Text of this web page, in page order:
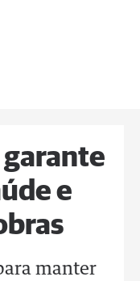
garante
e
manter